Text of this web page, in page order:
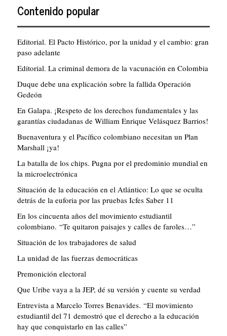
Contenido popular
Editorial. El Pacto Histórico, por la unidad y el cambio: gran
paso adelante
Editorial. La criminal demora de la vacunación en Colombia
Duque debe una explicación sobre la fallida Operación
Gedeón
En Galapa. ¡Respeto de los derechos fundamentales y las
garantías ciudadanas de William Enrique Velásquez Barrios!
Buenaventura y el Pacífico colombiano necesitan un Plan
Marshall ¡ya!
La batalla de los chips. Pugna por el predominio mundial en
la microelectrónica
Situación de la educación en el Atlántico: Lo que se oculta
detrás de la euforia por las pruebas Icfes Saber 11
En los cincuenta años del movimiento estudiantil
colombiano. “Te quitaron paisajes y calles de faroles…”
Situación de los trabajadores de salud
La unidad de las fuerzas democráticas
Premonición electoral
Que Uribe vaya a la JEP, dé su versión y cuente su verdad
Entrevista a Marcelo Torres Benavides. “El movimiento
estudiantil del 71 demostró que el derecho a la educación
hay que conquistarlo en las calles”